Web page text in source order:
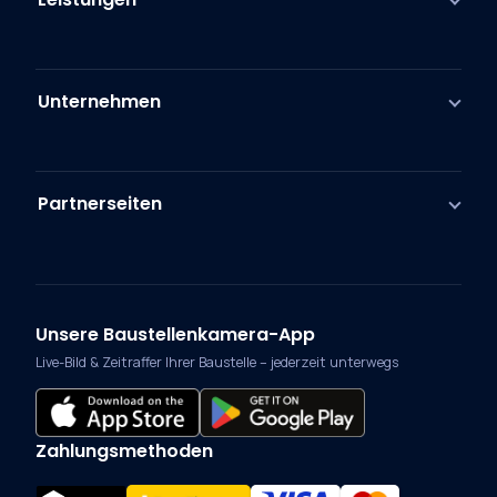
Unternehmen
Partnerseiten
Unsere Baustellenkamera-App
Live-Bild & Zeitraffer Ihrer Baustelle – jederzeit unterwegs
Zahlungsmethoden